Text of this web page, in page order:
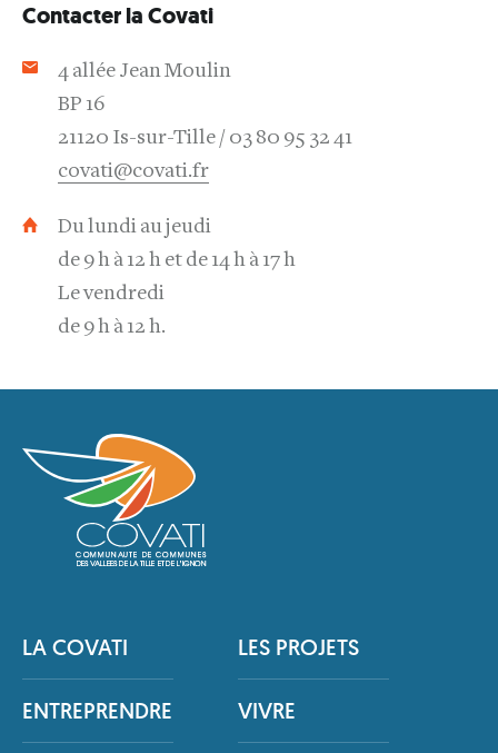
Contacter la Covati
4 allée Jean Moulin
BP 16
21120 Is-sur-Tille
03 80 95 32 41
covati@covati.fr
Du lundi au jeudi
de 9 h à 12 h et de 14 h à 17 h
Le vendredi
de 9 h à 12 h.
LA COVATI LES PROJETS
ENTREPRENDRE VIVRE